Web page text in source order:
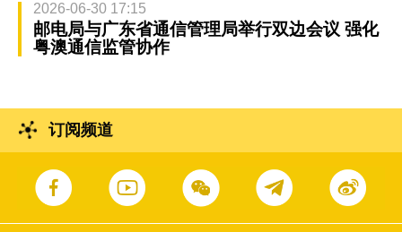
2026-06-30 17:15
邮电局与广东省通信管理局举行双边会议 强化
粤澳通信监管协作
订阅频道